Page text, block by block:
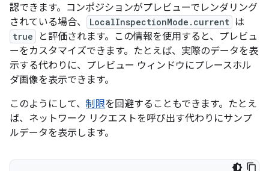
認できます。コンポジションがプレビューでレンダリング
されている場合、
LocalInspectionMode.current は
true
と評価されます。この情報を使用すると、プレビュ
ーをカスタマイズできます。たとえば、実際のデータを表
示する代わりに、プレビュー ウィンドウにプレースホル
ダ画像を表示できます。
このようにして、 制限を回避することもできます。たとえ
ば、ネットワーク リクエストを呼び出す代わりにサンプ
ルデータを表示します。